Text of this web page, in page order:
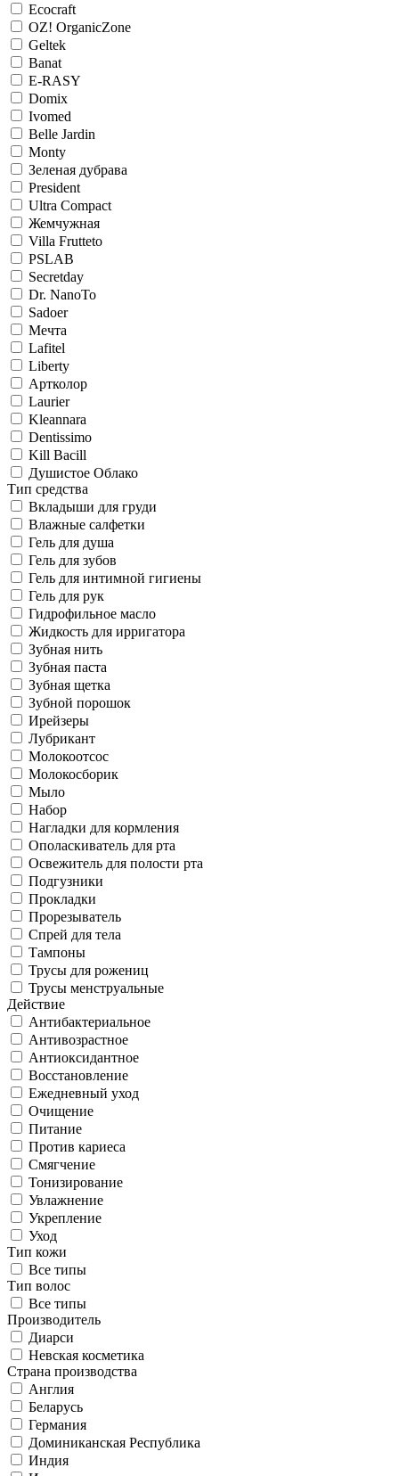
Ecocraft
OZ! OrganicZone
Geltek
Banat
E-RASY
Domix
Ivomed
Belle Jardin
Monty
Зеленая дубрава
President
Ultra Compact
Жемчужная
Villa Frutteto
PSLAB
Secretday
Dr. NanoTo
Sadoer
Мечта
Lafitel
Liberty
Артколор
Laurier
Kleannara
Dentissimo
Kill Bacill
Душистое Облако
Тип средства
Вкладыши для груди
Влажные салфетки
Гель для душа
Гель для зубов
Гель для интимной гигиены
Гель для рук
Гидрофильное масло
Жидкость для ирригатора
Зубная нить
Зубная паста
Зубная щетка
Зубной порошок
Ирейзеры
Лубрикант
Молокоотсос
Молокосборик
Мыло
Набор
Нагладки для кормления
Ополаскиватель для рта
Освежитель для полости рта
Подгузники
Прокладки
Прорезыватель
Спрей для тела
Тампоны
Трусы для рожениц
Трусы менструальные
Действие
Антибактериальное
Антивозрастное
Антиоксидантное
Восстановление
Ежедневный уход
Очищение
Питание
Против кариеса
Смягчение
Тонизирование
Увлажнение
Укрепление
Уход
Тип кожи
Все типы
Тип волос
Все типы
Производитель
Диарси
Невская косметика
Cтрана производства
Англия
Беларусь
Германия
Доминиканская Республика
Индия